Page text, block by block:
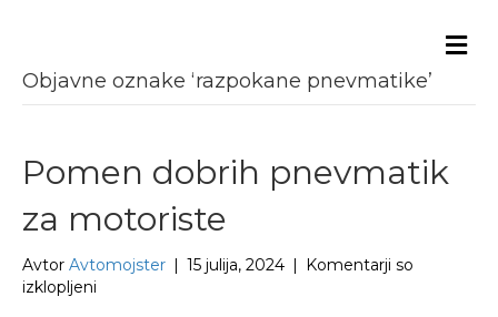
Objavne oznake ‘razpokane pnevmatike’
Pomen dobrih pnevmatik
za motoriste
Avtor Avtomojster | 15 julija, 2024 | Komentarji so
izklopljeni